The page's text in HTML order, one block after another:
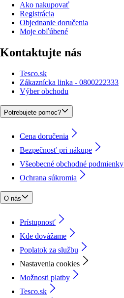
Ako nakupovať
Registrácia
Objednanie doručenia
Moje obľúbené
Kontaktujte nás
Tesco.sk
Zákaznícka linka - 0800222333
Výber obchodu
Potrebujete pomoc?
Cena doručenia
Bezpečnosť pri nákupe
Všeobecné obchodné podmienky
Ochrana súkromia
O nás
Prístupnosť
Kde dovážame
Poplatok za službu
Nastavenia cookies
Možnosti platby
Tesco.sk